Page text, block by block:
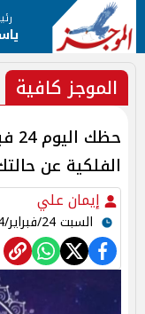
الموجز كافية
الفلكية عن
إيمان علي
السبت 24/فبراير/2024 - 10:27 ص